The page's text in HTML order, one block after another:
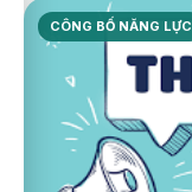
CÔNG BỐ NĂNG LỰC